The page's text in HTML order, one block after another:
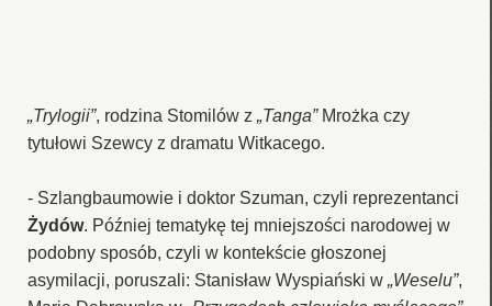
„Trylogii”, rodzina Stomilów z „Tanga” Mrożka czy
tytułowi Szewcy z dramatu Witkacego.
- Szlangbaumowie i doktor Szuman, czyli reprezentanci
Żydów. Później tematykę tej mniejszości narodowej w
podobny sposób, czyli w kontekście głoszonej
asymilacji, poruszali: Stanisław Wyspiański w „Weselu”,